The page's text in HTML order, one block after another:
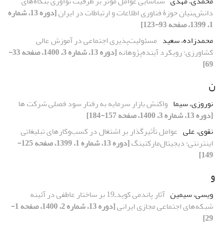
دانش‌بنیان حوزۀ فناوری اطلاعات و ارتباطات در ایران
[دوره 13، شماره
1، 1399، صفحه 93-123]
محمدزاده، سعید مسئولیت‌پذیری اجتماعی در آموزش عالی
کشاورزی؛ رویکرد آینده‌پژوهانه
[دوره 13، شماره 3، 1400، صفحه 33-
69]
ن
نوروزی، سیما واکنش بازار سرمایه به رفتار سود فصلی شرکت ها
[دوره 13، شماره 3، 1400، صفحه 157-184]
نقوی، علی عوامل تأثیرگذار بر اشتغال در کسب‌وکارهای تبلیغاتی
اینترنتی؛ دیجیتال‌مارکتینگ
[دوره 13، شماره 1، 1399، صفحه 125-
149]
و
ویسی، سیمین
آثار پاندمی کوید‌ـ‌19 بر ساختار عاطفی در آئینه
شبکه‌های اجتماعی مجازی ایرانی
[دوره 13، شماره 2، 1400، صفحه 1-
29]